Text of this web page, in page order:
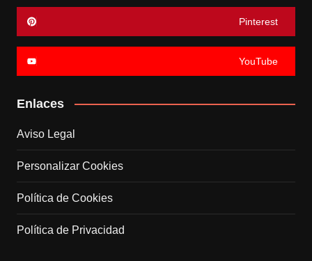
Pinterest
YouTube
Enlaces
Aviso Legal
Personalizar Cookies
Política de Cookies
Política de Privacidad